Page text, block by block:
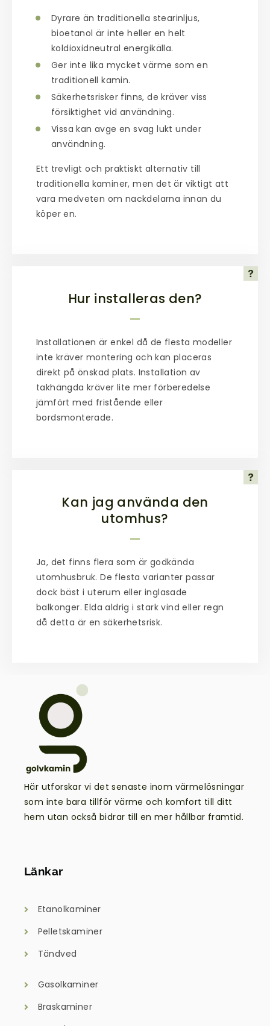
Dyrare än traditionella stearinljus,
bioetanol är inte heller en helt
koldioxidneutral energikälla.
Ger inte lika mycket värme som en
traditionell kamin.
Säkerhetsrisker finns, de kräver viss
försiktighet vid användning.
Vissa kan avge en svag lukt under
användning.
Ett trevligt och praktiskt alternativ till
traditionella kaminer, men det är viktigt att
vara medveten om nackdelarna innan du
köper en.
Hur installeras den?
Installationen är enkel då de flesta modeller
inte kräver montering och kan placeras
direkt på önskad plats. Installation av
takhängda kräver lite mer förberedelse
jämfört med fristående eller
bordsmonterade.
Kan jag använda den
utomhus?
Ja, det finns flera som är godkända
utomhusbruk. De flesta varianter passar
dock bäst i uterum eller inglasade
balkonger. Elda aldrig i stark vind eller regn
då detta är en säkerhetsrisk.
Här utforskar vi det senaste inom värmelösningar
som inte bara tillför värme och komfort till ditt
hem utan också bidrar till en mer hållbar framtid.
Länkar
Etanolkaminer
Pelletskaminer
Tändved
Gasolkaminer
Braskaminer